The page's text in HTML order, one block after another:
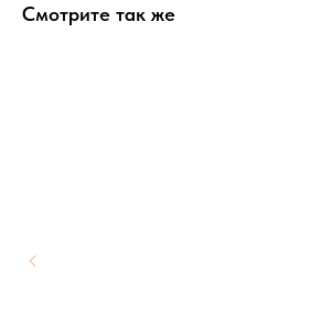
Смотрите так же